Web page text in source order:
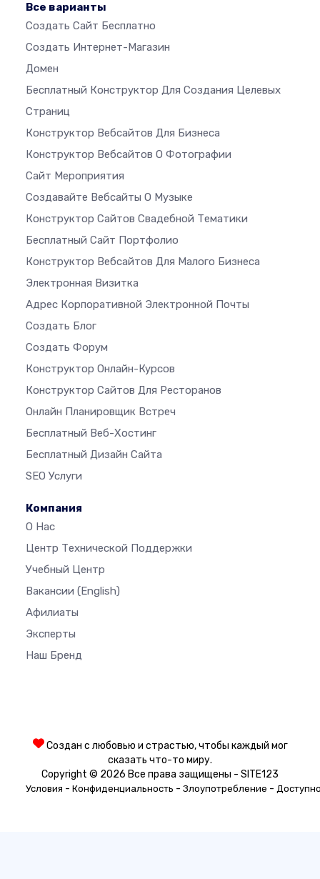
Все варианты
Создать Сайт Бесплатно
Создать Интернет-Магазин
Домен
Бесплатный Конструктор Для Создания Целевых
Страниц
Конструктор Вебсайтов Для Бизнеса
Конструктор Вебсайтов О Фотографии
Сайт Мероприятия
Создавайте Вебсайты О Музыке
Конструктор Сайтов Свадебной Тематики
Бесплатный Сайт Портфолио
Конструктор Вебсайтов Для Малого Бизнеса
Электронная Визитка
Адрес Корпоративной Электронной Почты
Создать Блог
Создать Форум
Конструктор Онлайн-Курсов
Конструктор Сайтов Для Ресторанов
Онлайн Планировщик Встреч
Бесплатный Веб-Хостинг
Бесплатный Дизайн Сайта
SEO Услуги
Компания
О Нас
Центр Технической Поддержки
Учебный Центр
Вакансии (English)
Афилиаты
Эксперты
Наш Бренд
Создан с любовью и страстью, чтобы каждый мог
сказать что-то миру.
Copyright © 2026 Все права защищены - SITE123
Условия - Конфиденциальность - Злоупотребление -